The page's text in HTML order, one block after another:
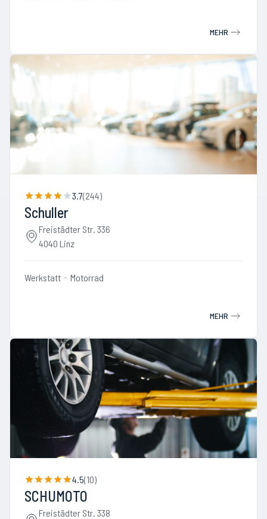
MEHR
3.7(244)
Schuller
Freistädter Str. 336
4040 Linz
Werkstatt Motorrad
MEHR
4.5(10)
SCHUMOTO
Freistädter Str. 338